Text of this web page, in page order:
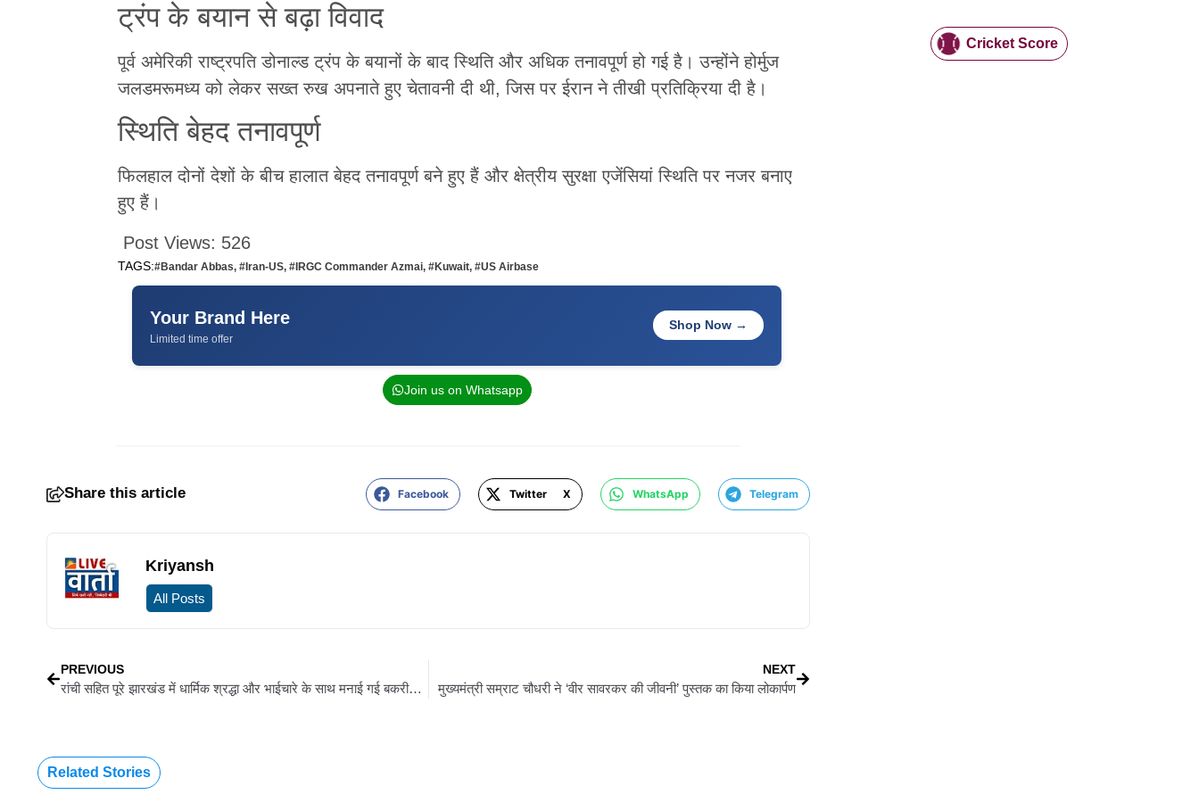
ट्रंप के बयान से बढ़ा विवाद
पूर्व अमेरिकी राष्ट्रपति डोनाल्ड ट्रंप के बयानों के बाद स्थिति और अधिक तनावपूर्ण हो गई है। उन्होंने होर्मुज
जलडमरूमध्य को लेकर सख्त रुख अपनाते हुए चेतावनी दी थी, जिस पर ईरान ने तीखी प्रतिक्रिया दी है।
स्थिति बेहद तनावपूर्ण
फिलहाल दोनों देशों के बीच हालात बेहद तनावपूर्ण बने हुए हैं और क्षेत्रीय सुरक्षा एजेंसियां स्थिति पर नजर बनाए
हुए हैं।
Post Views: 526
TAGS:#Bandar Abbas, #Iran-US, #IRGC Commander Azmai, #Kuwait, #US Airbase
Your Brand Here
Limited time offer
Shop Now →
Join us on Whatsapp
Share this article Facebook Twitter X WhatsApp Telegram
Kriyansh
All Posts
PREVIOUS
रांची सहित पूरे झारखंड में धार्मिक श्रद्धा और भाईचारे के साथ मनाई गई बकरीद, अमन-चैन की मांगी दुआ
NEXT
मुख्यमंत्री सम्राट चौधरी ने ‘वीर सावरकर की जीवनी’ पुस्तक का किया लोकार्पण
Cricket Score
Related Stories